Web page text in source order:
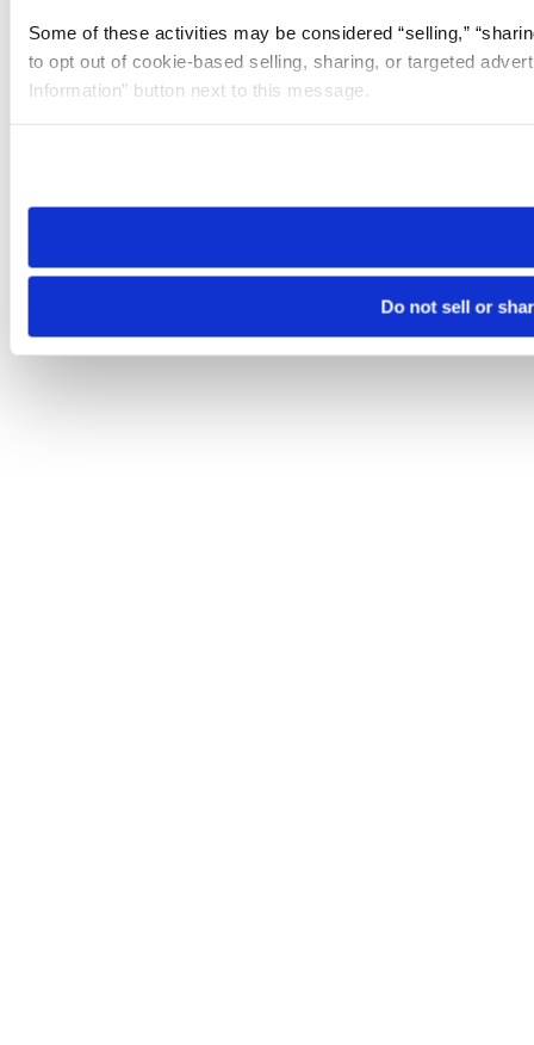
Some of these activities may be considered “selling,”
to opt out of cookie-based selling, sharing, or targeted
Information” button next to this message.
need to be set again.
Do not sell or